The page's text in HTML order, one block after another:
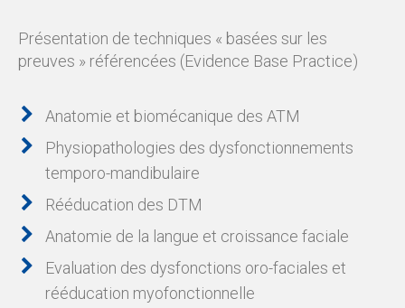
Présentation de techniques « basées sur les
preuves » référencées (Evidence Base Practice)
Anatomie et biomécanique des ATM
Physiopathologies des dysfonctionnements
temporo-mandibulaire
Rééducation des DTM
Anatomie de la langue et croissance faciale
Evaluation des dysfonctions oro-faciales et
rééducation myofonctionnelle